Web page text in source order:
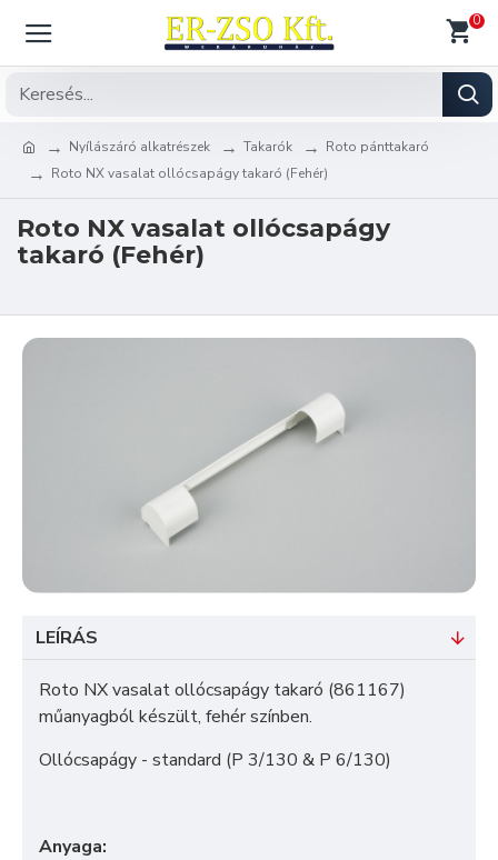
0
Nyílászáró alkatrészek Takarók
Roto pánttakaró
Roto NX vasalat ollócsapágy takaró (Fehér)
Roto NX vasalat ollócsapágy
takaró (Fehér)
LEÍRÁS
Roto NX vasalat ollócsapágy takaró (861167)
műanyagból készült, fehér színben.
Ollócsapágy - standard (P 3/130 & P 6/130)
Anyaga: